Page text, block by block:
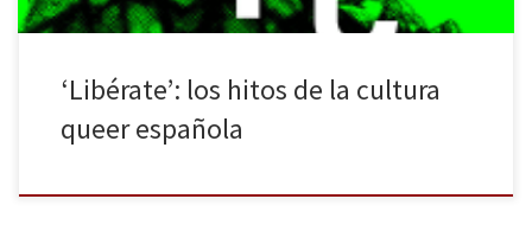
‘Libérate’: los hitos de la cultura
queer española